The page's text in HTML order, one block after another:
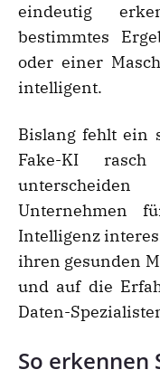
eindeutig
bestimmtes
oder einer
intelligent.
Bislang fehlt ein
Fake-KI
Unternehmen
Intelligenz
ihren gesunden
und auf die
Daten-
So erkennen